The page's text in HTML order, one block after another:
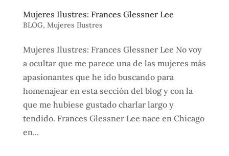
Mujeres Ilustres: Frances Glessner Lee
BLOG, Mujeres Ilustres
Mujeres Ilustres: Frances Glessner Lee No voy
a ocultar que me parece una de las mujeres más
apasionantes que he ido buscando para
homenajear en esta sección del blog y con la
que me hubiese gustado charlar largo y
tendido. Frances Glessner Lee nace en Chicago
en...